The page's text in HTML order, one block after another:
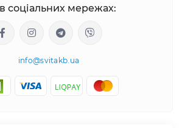
соціальних мережах:
info@svitakb.ua